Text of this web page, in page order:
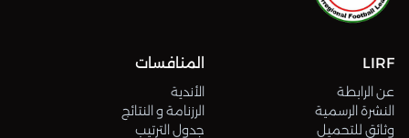
LIRF
عن الرابطة
النشرة الرسمية
وثائق للتحميل
المنافسات
الأندية
الرزنامة و النتائج
جدول الترتيب